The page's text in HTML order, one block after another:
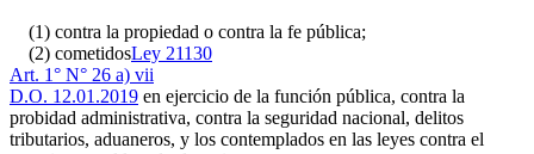
(1) contra la propiedad o contra la fe pública;
(2) cometidosLey 21130
Art. 1° N° 26 a) vii
D.O. 12.01.2019 en ejercicio de la función pública, contra la
probidad administrativa, contra la seguridad nacional, delitos
tributarios, aduaneros, y los contemplados en las leyes contra el